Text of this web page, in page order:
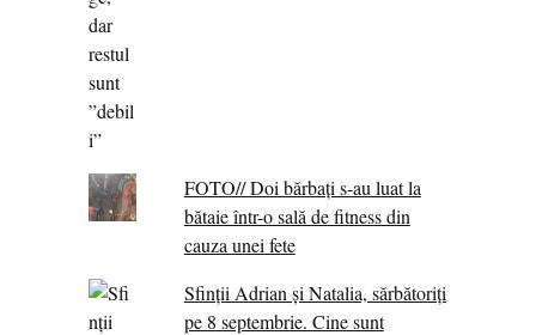
FOTO// Doi bărbați s-au luat la
bătaie într-o sală de fitness din
cauza unei fete
Sfinții Adrian și Natalia, sărbătoriți
pe 8 septembrie. Cine sunt